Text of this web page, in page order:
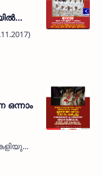
എസിന്
ഫലം.